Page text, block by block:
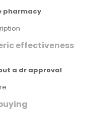
pharmacy
effectiveness
a dr approval